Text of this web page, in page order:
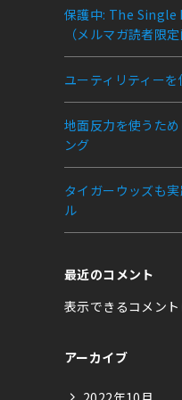
保護中: The
（メルマガ読者限定
ユーティリティー
地面反力を使うた
ング
タイガーウッズも
ル
最近のコメント
表示できるコメント
アーカイブ